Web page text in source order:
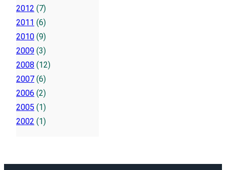
2012 (7)
2011 (6)
2010 (9)
2009 (3)
2008 (12)
2007 (6)
2006 (2)
2005 (1)
2002 (1)